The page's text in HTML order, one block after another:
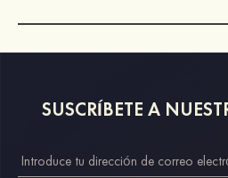
SUSCRÍBETE A